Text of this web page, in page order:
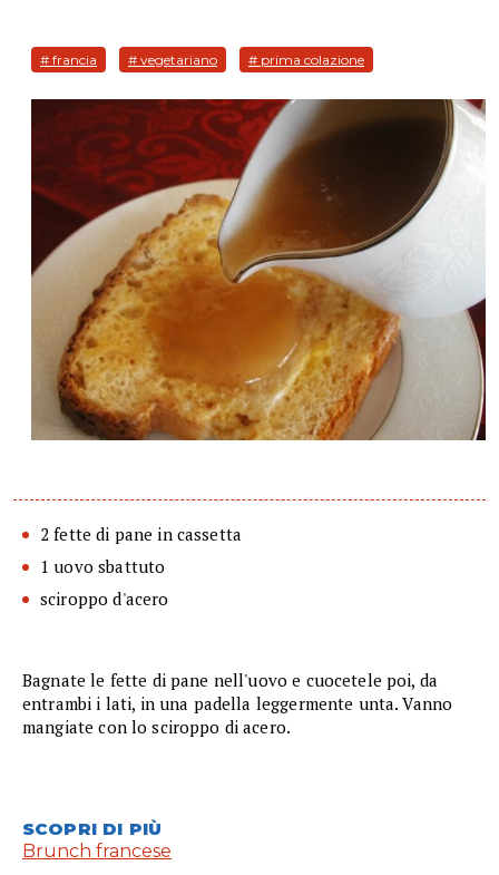
# francia # vegetariano # prima colazione
2 fette di pane in cassetta
1 uovo sbattuto
sciroppo d'acero
Bagnate le fette di pane nell'uovo e cuocetele poi, da
entrambi i lati, in una padella leggermente unta. Vanno
mangiate con lo sciroppo di acero.
SCOPRI DI PIÙ
Brunch francese